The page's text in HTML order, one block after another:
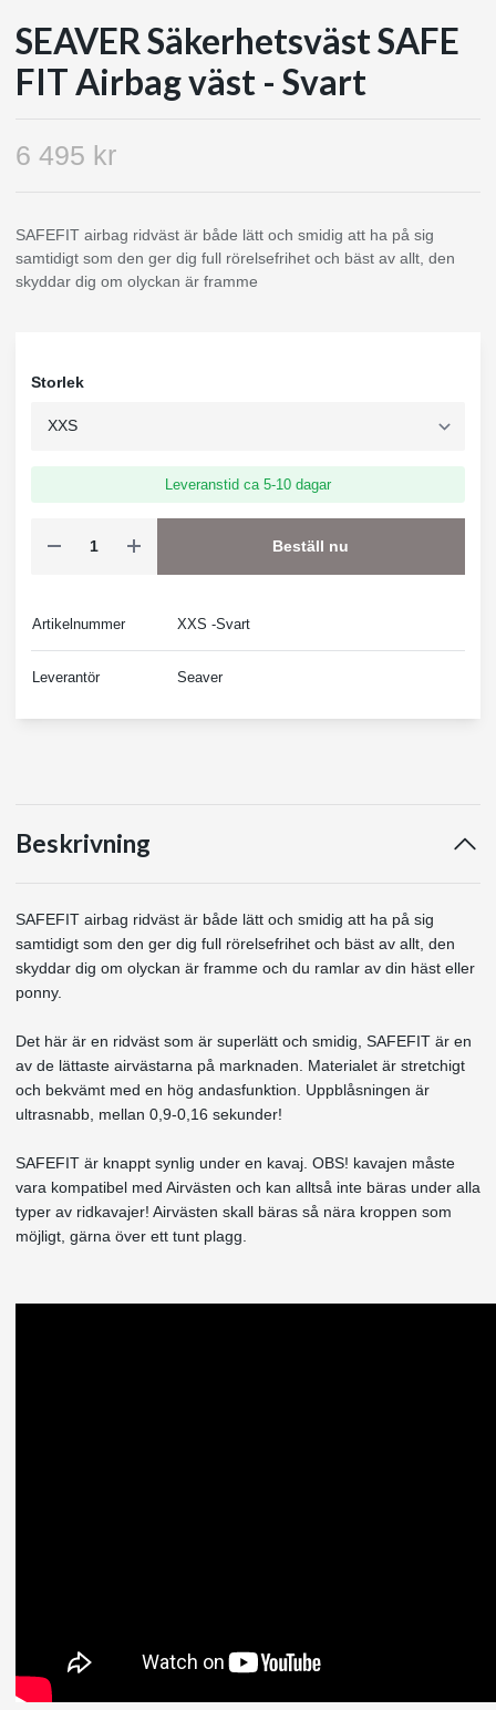
SEAVER Säkerhetsväst SAFE
FIT Airbag väst - Svart
6 495 kr
SAFEFIT airbag ridväst är både lätt och smidig att ha på sig
samtidigt som den ger dig full rörelsefrihet och bäst av allt, den
skyddar dig om olyckan är framme
Storlek
Leveranstid ca 5-10 dagar
Beställ nu
Artikelnummer XXS -Svart
Leverantör Seaver
Beskrivning
SAFEFIT airbag ridväst är både lätt och smidig att ha på sig
samtidigt som den ger dig full rörelsefrihet och bäst av allt, den
skyddar dig om olyckan är framme och du ramlar av din häst eller
ponny.
Det här är en ridväst som är superlätt och smidig, SAFEFIT är en
av de lättaste airvästarna på marknaden. Materialet är stretchigt
och bekvämt med en hög andasfunktion. Uppblåsningen är
ultrasnabb, mellan 0,9-0,16 sekunder!
SAFEFIT är knappt synlig under en kavaj. OBS! kavajen måste
vara kompatibel med Airvästen och kan alltså inte bäras under alla
typer av ridkavajer! Airvästen skall bäras så nära kroppen som
möjligt, gärna över ett tunt plagg.